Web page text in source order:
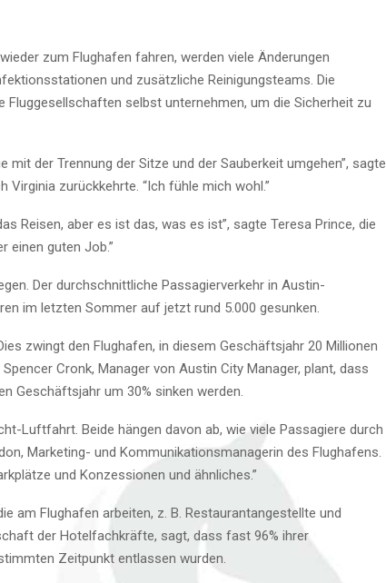
zum Flughafen fahren, werden viele Änderungen
und zusätzliche Reinigungsteams. Die
Fluggesellschaften selbst unternehmen, um die Sicherheit zu
mit der Trennung der Sitze und der Sauberkeit umgehen”, sagte
Virginia zurückkehrte. “Ich fühle mich wohl.”
Reisen, aber es ist das, was es ist”, sagte Teresa Prince, die
einen guten Job.”
Der durchschnittliche Passagierverkehr in Austin-
im letzten Sommer auf jetzt rund 5.000 gesunken.
zwingt den Flughafen, in diesem Geschäftsjahr 20 Millionen
Cronk, Manager von Austin City Manager, plant, dass
Geschäftsjahr um 30% sinken werden.
Luftfahrt. Beide hängen davon ab, wie viele Passagiere durch
Marketing- und Kommunikationsmanagerin des Flughafens.
und Konzessionen und ähnliches.”
am Flughafen arbeiten, z. B. Restaurantangestellte und
der Hotelfachkräfte, sagt, dass fast 96% ihrer
Zeitpunkt entlassen wurden.